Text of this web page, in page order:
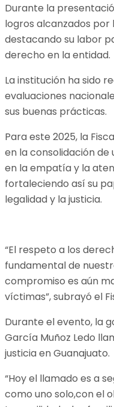
Durante la
logros alcanzados por
destacando su labor
derecho en la entidad.
La institución ha sido
evaluaciones
sus buenas prácticas.
Para este 2025, la
en la consolidación
en la empatía y la
fortaleciendo así su
legalidad y la justicia.
“El respeto a los
fundamental de
compromiso es aún
víctimas”, subrayó el
Durante el evento, la
García Muñoz Ledo
justicia en Guanajuato.
“Hoy el llamado es a
como uno solo,con el